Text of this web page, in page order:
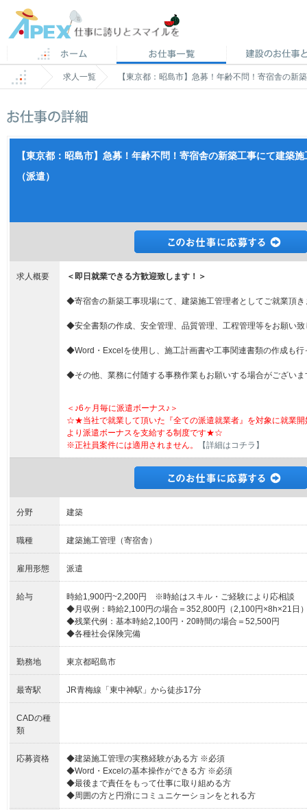
求人一覧 【東京都：昭島市】急募！年齢不問！寄宿舎の新
【東京都：昭島市】急募！年齢不問！寄宿舎の新築工事にて建築
（派遣）
求人概要 ＜即日就業できる方歓迎致します！＞
◆寄宿舎の新築工事現場にて、建築施工管理者としてご就業頂き
◆安全書類の作成、安全管理、品質管理、工程管理等をお願い致
◆Word・Excelを使用し、施工計画書や工事関連書類の作成も行
◆その他、業務に付随する事務作業もお願いする場合がございま
＜♪6ヶ月毎に派遣ボーナス♪＞
☆★当社で就業して頂いた『全ての派遣就業者』を対象に就業開
より派遣ボーナスを支給する制度です★☆
※正社員案件には適用されません。
【詳細はコチラ】
分野 建築
職種 建築施工管理（寄宿舎）
雇用形態 派遣
給与
時給1,900円~2,200円 ※時給はスキル・ご経験により応相談
◆月収例：時給2,100円の場合＝352,800円（2,100円×8h×21日
◆残業代例：基本時給2,100円・20時間の場合＝52,500円
◆各種社会保険完備
勤務地 東京都昭島市
最寄駅 JR青梅線「東中神駅」から徒歩17分
CADの種
類
応募資格
◆建築施工管理の実務経験がある方 ※必須
◆Word・Excelの基本操作ができる方 ※必須
◆最後まで責任をもって仕事に取り組める方
◆周囲の方と円滑にコミュニケーションをとれる方